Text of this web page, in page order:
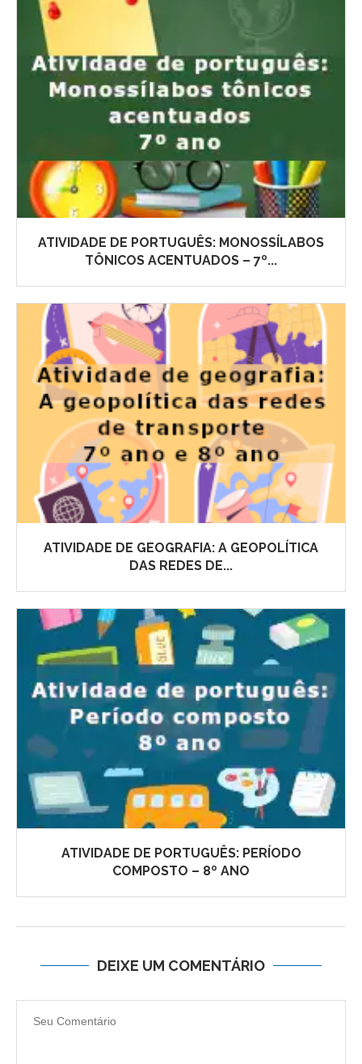
ATIVIDADE DE PORTUGUÊS: MONOSSÍLABOS
TÔNICOS ACENTUADOS – 7º...
ATIVIDADE DE GEOGRAFIA: A GEOPOLÍTICA
DAS REDES DE...
ATIVIDADE DE PORTUGUÊS: PERÍODO
COMPOSTO – 8º ANO
DEIXE UM COMENTÁRIO